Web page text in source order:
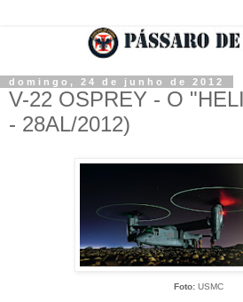
domingo, 24 de junho de 2012
V-22 OSPREY - O
- 28AL/2012)
Foto: USMC